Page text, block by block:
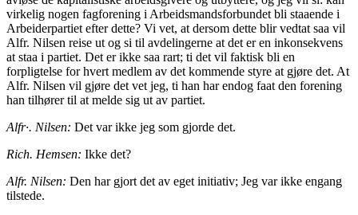
virkelig nogen fagforening i Arbeidsmandsforbundet bli staaende i
Arbeiderpartiet efter dette? Vi vet, at dersom dette blir vedtat saa vil
Alfr. Nilsen reise ut og si til avdelingerne at det er en inkonsekvens
at staa i partiet. Det er ikke saa rart; ti det vil faktisk bli en
forpligtelse for hvert medlem av det kommende styre at gjøre det. At
Alfr. Nilsen vil gjøre det vet jeg, ti han har endog faat den forening
han tilhører til at melde sig ut av partiet.
Alfr·. Nilsen: Det var ikke jeg som gjorde det.
Rich. Hemsen: Ikke det?
Alfr. Nilsen: Den har gjort det av eget initiativ; Jeg var ikke engang
tilstede.